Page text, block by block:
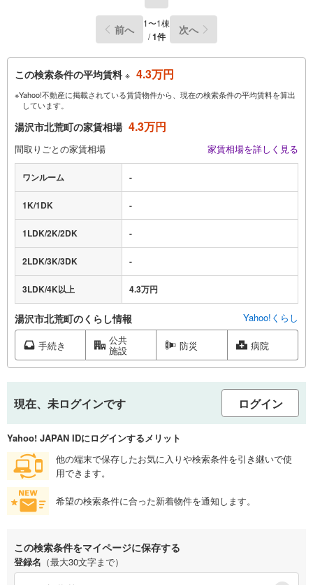
前へ
1〜1棟
/1件 次へ
この検索条件の平均賃料 ※ 4.3万円
※Yahoo!不動産に掲載されている賃貸物件から、現在の検索条件の平均賃料を算出
しています。
湯沢市北荒町の家賃相場 4.3万円
間取りごとの家賃相場 家賃相場を詳しく見る
ワンルーム -
1K/1DK -
1LDK/2K/2DK -
2LDK/3K/3DK -
3LDK/4K以上 4.3万円
湯沢市北荒町のくらし情報 Yahoo!くらし
手続き 公共
施設 防災 病院
現在、未ログインです ログイン
Yahoo! JAPAN IDにログインするメリット
他の端末で保存したお気に入りや検索条件を引き継いで使
用できます。
希望の検索条件に合った新着物件を通知します。
この検索条件をマイページに保存する
登録名 （最大30文字まで）